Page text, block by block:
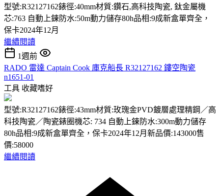
型號:R32127162錶徑:40mm材質:鑽石,高科技陶瓷, 鈦金屬機
芯:763 自動上鍊防水:50m動力儲存80h品相:9成新盒單齊全，
保卡2024年12月
繼續閱讀
1週前
RADO 雷達 Captain Cook 庫克船長 R32127162 鏤空陶瓷
n1651-01
工具 收藏嗜好
型號:R32127162錶徑:43mm材質:玫瑰金PVD鍍層處理精鋼／高
科技陶瓷／陶瓷錶圈機芯: 734 自動上鍊防水:300m動力儲存
80h品相:9成新盒單齊全，保卡2024年12月新品價:143000售
價:58000
繼續閱讀